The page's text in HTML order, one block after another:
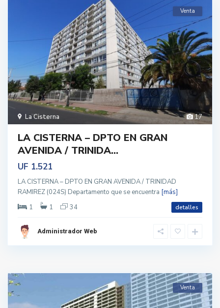
17
La Cisterna
Venta
LA CISTERNA – DPTO EN GRAN
AVENIDA / TRINIDA...
UF 1.521
LA CISTERNA – DPTO EN GRAN AVENIDA / TRINIDAD
RAMIREZ (024S) Departamento que se encuentra [más]
1
1 34 detalles
Administrador Web
Venta